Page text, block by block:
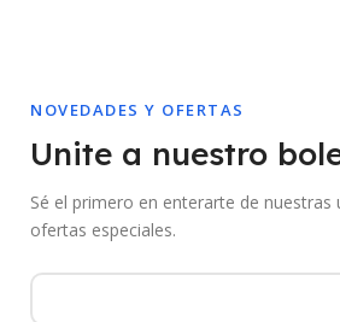
NOVEDADES Y OFERTAS
Unite a nuestro
Sé el primero en enterarte de
ofertas especiales.